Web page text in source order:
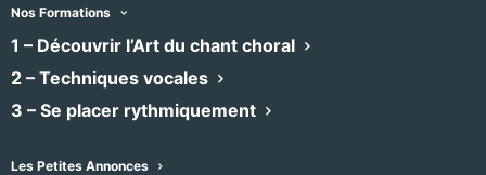
Nos Formations
1 – Découvrir l’Art du chant choral
2 – Techniques vocales
3 – Se placer rythmiquement
Les Petites Annonces
Ensemble Vocal de Sommières
Classique • Chœur mixte